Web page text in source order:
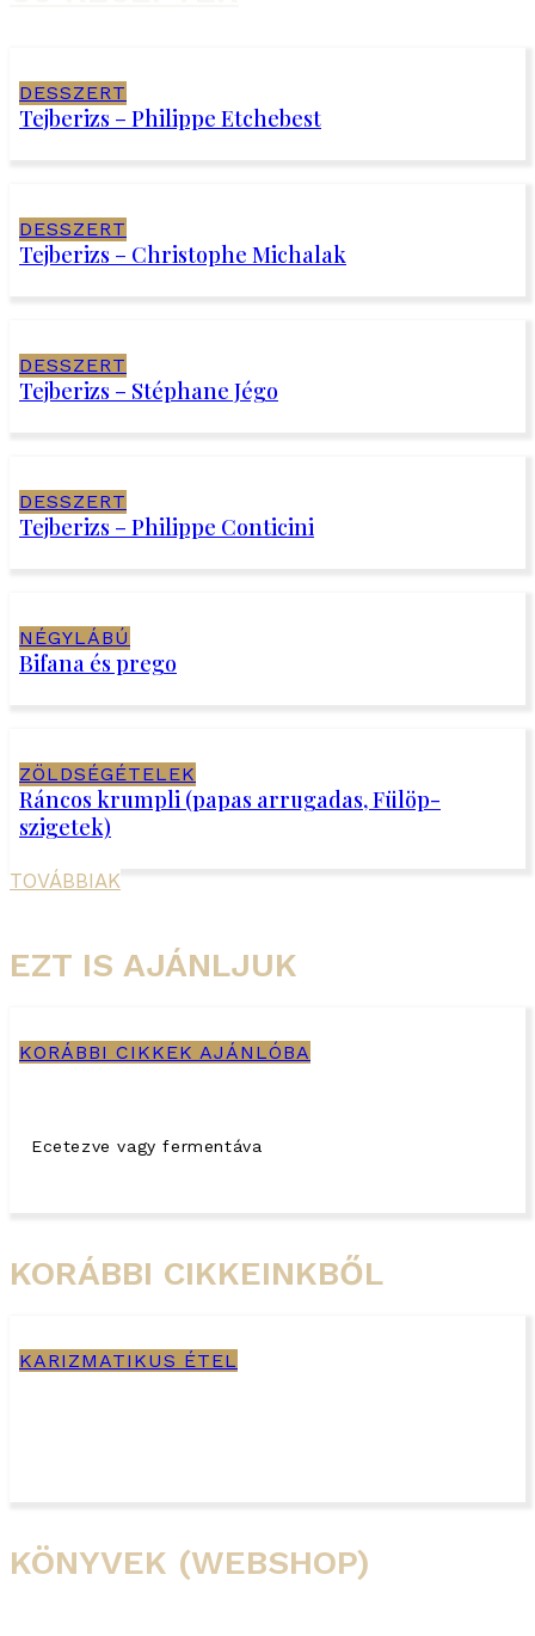
DESSZERT
Tejberizs – Philippe Etchebest
DESSZERT
Tejberizs – Christophe Michalak
DESSZERT
Tejberizs – Stéphane Jégo
DESSZERT
Tejberizs – Philippe Conticini
NÉGYLÁBÚ
Bifana és prego
ZÖLDSÉGÉTELEK
Ráncos krumpli (papas arrugadas, Fülöp-
szigetek)
TOVÁBBIAK
EZT IS AJÁNLJUK
KORÁBBI CIKKEK AJÁNLÓBA
Ecetezve vagy fermentáva
KORÁBBI CIKKEINKBŐL
KARIZMATIKUS ÉTEL
KÖNYVEK (WEBSHOP)